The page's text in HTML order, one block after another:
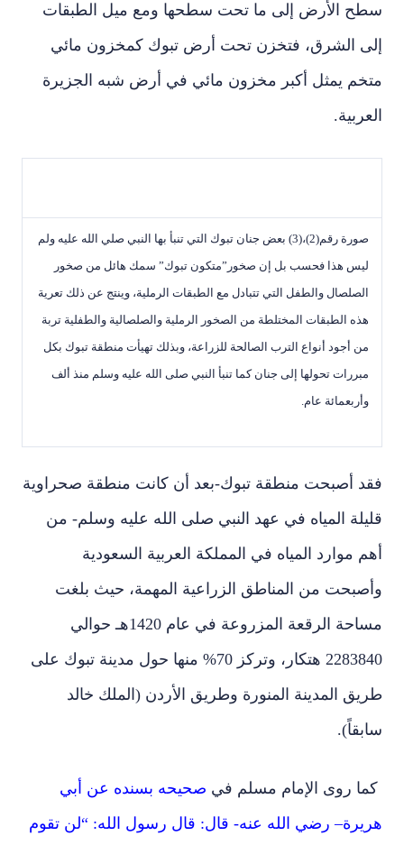
سطح الأرض إلى ما تحت سطحها ومع ميل الطبقات
إلى الشرق، فتخزن تحت أرض تبوك كمخزون مائي
متخم يمثل أكبر مخزون مائي في أرض شبه الجزيرة
العربية.
صورة رقم(2)،(3) بعض جنان تبوك التي تنبأ بها النبي صلي الله عليه ولم
ليس هذا فحسب بل إن صخور”متكون تبوك” سمك هائل من صخور
الصلصال والطفل التي تتبادل مع الطبقات الرملية، وينتج عن ذلك تعرية
هذه الطبقات المختلطة من الصخور الرملية والصلصالية والطفلية تربة
من أجود أنواع الترب الصالحة للزراعة، وبذلك تهيأت منطقة تبوك بكل
مبررات تحولها إلى جنان كما تنبأ النبي صلى الله عليه وسلم منذ ألف
وأربعمائة عام.
فقد أصبحت منطقة تبوك-بعد أن كانت منطقة صحراوية
قليلة المياه في عهد النبي صلى الله عليه وسلم- من
أهم موارد المياه في المملكة العربية السعودية
وأصبحت من المناطق الزراعية المهمة، حيث بلغت
مساحة الرقعة المزروعة في عام 1420هـ حوالي
2283840 هتكار، وتركز 70% منها حول مدينة تبوك على
طريق المدينة المنورة وطريق الأردن (الملك خالد
سابقاً).
كما روى الإمام مسلم في صحيحه بسنده عن أبي
هريرة– رضي الله عنه- قال: قال رسول الله: “لن تقوم